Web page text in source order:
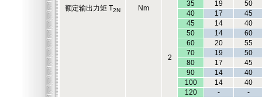
额定输出力矩 T2N Nm
2
35
19
50
40
17
45
45
14
40
50
14
60
60
20
55
70
19
50
80
17
45
90
14
40
100
14
40
120
-
-